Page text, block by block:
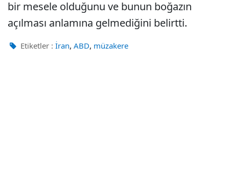
bir mesele olduğunu ve bunun boğazın
açılması anlamına gelmediğini belirtti.
Etiketler : İran, ABD, müzakere